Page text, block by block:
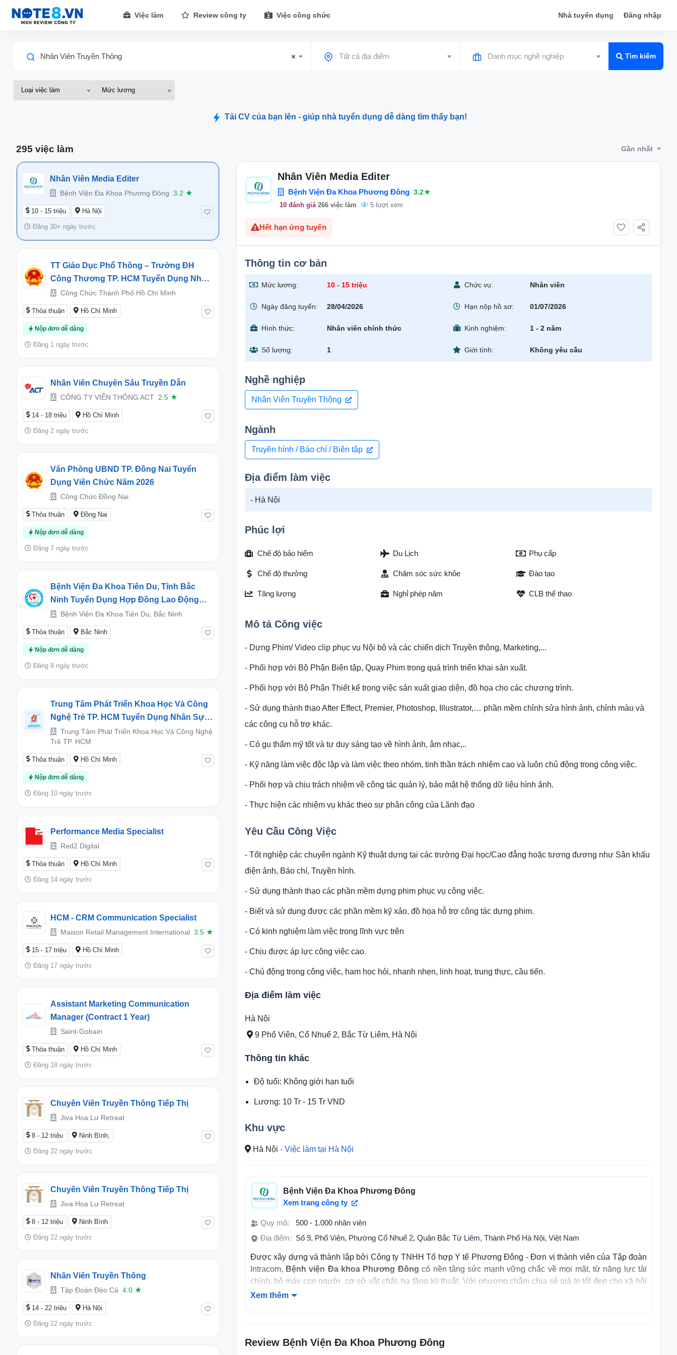
Việc làm Review công ty Việc công chức Nhà tuyển dụng Đăng nhập
×
Nhân Viên Truyền Thông Tất cả địa điểm Danh mục nghề nghiệp Tìm kiếm
Loại việc làm Mức lương
Tải CV của bạn lên - giúp nhà tuyển dụng dễ dàng tìm thấy bạn!
295 việc làm Gần nhất
Nhân Viên Media Editer
Bệnh Viện Đa Khoa Phương Đông 3.2 ★
10 - 15 triệu Hà Nội
Đăng 30+ ngày trước
TT Giáo Dục Phổ Thông – Trường ĐH
Công Thương TP. HCM Tuyển Dụng Nhân
Sự Năm 2026
Công Chức Thành Phố Hồ Chí Minh
Thỏa thuận Hồ Chí Minh
Nộp đơn dễ dàng
Đăng 1 ngày trước
Nhân Viên Chuyên Sâu Truyền Dẫn
CÔNG TY VIỄN THÔNG ACT 2.5 ★
14 - 18 triệu Hồ Chí Minh
Đăng 2 ngày trước
Văn Phòng UBND TP. Đồng Nai Tuyển
Dụng Viên Chức Năm 2026
Công Chức Đồng Nai
Thỏa thuận Đồng Nai
Nộp đơn dễ dàng
Đăng 7 ngày trước
Bệnh Viện Đa Khoa Tiên Du, Tỉnh Bắc
Ninh Tuyển Dụng Hợp Đồng Lao Động
Xác Định Thời Hạn Đợt 2 Năm 2026
Bệnh Viện Đa Khoa Tiên Du, Bắc Ninh
Thỏa thuận Bắc Ninh
Nộp đơn dễ dàng
Đăng 8 ngày trước
Trung Tâm Phát Triển Khoa Học Và Công
Nghệ Trẻ TP. HCM Tuyển Dụng Nhân Sự
Năm 2026
Trung Tâm Phát Triển Khoa Học Và Công Nghệ
Trẻ TP. HCM
Thỏa thuận Hồ Chí Minh
Nộp đơn dễ dàng
Đăng 10 ngày trước
Performance Media Specialist
Red2 Digital
Thỏa thuận Hồ Chí Minh
Đăng 14 ngày trước
HCM - CRM Communication Specialist
Maison Retail Management International 3.5 ★
15 - 17 triệu Hồ Chí Minh
Đăng 17 ngày trước
Assistant Marketing Communication
Manager (Contract 1 Year)
Saint-Gobain
Thỏa thuận Hồ Chí Minh
Đăng 18 ngày trước
Chuyên Viên Truyền Thông Tiếp Thị
Jiva Hoa Lư Retreat
8 - 12 triệu Ninh Bình,
Đăng 22 ngày trước
Chuyên Viên Truyền Thông Tiếp Thị
Jiva Hoa Lư Retreat
8 - 12 triệu Ninh Bình
Đăng 22 ngày trước
Nhân Viên Truyền Thông
Tập Đoàn Đèo Cả 4.0 ★
14 - 22 triệu Hà Nội
Đăng 22 ngày trước
Nhân Viên Media Editer
Bệnh Viện Đa Khoa Phương Đông 3.2★
10 đánh giá 266 việc làm 5 lượt xem
Hết hạn ứng tuyển
Thông tin cơ bản
Mức lương: 10 - 15 triệu Chức vụ: Nhân viên
Ngày đăng tuyển: 28/04/2026 Hạn nộp hồ sơ: 01/07/2026
Hình thức: Nhân viên chính thức Kinh nghiệm: 1 - 2 năm
Số lượng: 1 Giới tính: Không yêu cầu
Nghề nghiệp
Nhân Viên Truyền Thông
Ngành
Truyền hình / Báo chí / Biên tập
Địa điểm làm việc
- Hà Nội
Phúc lợi
Chế độ bảo hiểm Du Lịch Phụ cấp
Chế độ thưởng Chăm sóc sức khỏe Đào tạo
Tăng lương Nghỉ phép năm CLB thể thao
Mô tả Công việc
- Dựng Phim/ Video clip phục vụ Nội bộ và các chiến dịch Truyền thông, Marketing,...
- Phối hợp với Bộ Phận Biên tập, Quay Phim trong quá trình triển khai sản xuất.
- Phối hợp với Bộ Phận Thiết kế trong việc sản xuất giao diện, đồ họa cho các chương trình.
- Sử dụng thành thạo After Effect, Premier, Photoshop, Illustrator,… phần mềm chỉnh sửa hình ảnh, chỉnh màu và
các công cụ hỗ trợ khác.
- Có gu thẩm mỹ tốt và tư duy sáng tạo về hình ảnh, âm nhạc,..
- Kỹ năng làm việc độc lập và làm việc theo nhóm, tinh thần trách nhiệm cao và luôn chủ động trong công việc.
- Phối hợp và chịu trách nhiệm về công tác quản lý, bảo mật hệ thống dữ liệu hình ảnh.
- Thực hiện các nhiệm vụ khác theo sự phân công của Lãnh đạo
Yêu Cầu Công Việc
- Tốt nghiệp các chuyên ngành Kỹ thuật dựng tại các trường Đại học/Cao đẳng hoặc tương đương như Sân khấu
điện ảnh, Báo chí, Truyền hình.
- Sử dụng thành thạo các phần mềm dựng phim phục vụ công việc.
- Biết và sử dụng được các phần mềm kỹ xảo, đồ họa hỗ trợ công tác dựng phim.
- Có kinh nghiệm làm việc trong lĩnh vực trên
- Chịu được áp lực công việc cao.
- Chủ động trong công việc, ham học hỏi, nhanh nhẹn, linh hoạt, trung thực, cầu tiến.
Địa điểm làm việc
Hà Nội
9 Phố Viên, Cổ Nhuế 2, Bắc Từ Liêm, Hà Nội
Thông tin khác
Độ tuổi: Không giới hạn tuổi
Lương: 10 Tr- 15 Tr VND
Khu vực
Hà Nội - Việc làm tại Hà Nội
Bệnh Viện Đa Khoa Phương Đông
Xem trang công ty
Quy mô:
500 - 1.000 nhân viên
Địa điểm: Số 9, Phố Viên, Phường Cổ Nhuế 2, Quận Bắc Từ Liêm, Thành Phố Hà Nội, Việt Nam
Được xây dựng và thành lập bởi Công ty TNHH Tổ hợp Y tế Phương Đông - Đơn vị thành viên của Tập đoàn
Intracom, Bệnh viện Đa khoa Phương Đôngcó nền tảng sức mạnh vững chắc về mọi mặt, từ năng lực tài
chính, bộ máy con người, cơ sở vật chất, hạ tầng kỹ thuật. Với phương châm chia sẻ giá trị tốt đẹp cho xã hội
về chăm sóc sức khỏe, Bệnh viện đa khoa Phương Đông là bước tiến tiếp theo của Intracom trên hành trình
Được tham gia BHXH, BHTN, BHYT, …. theo luật bảo hiểm theo quy định của pháp luật Nhà Nước
Xem thêm
Review Bệnh Viện Đa Khoa Phương Đông